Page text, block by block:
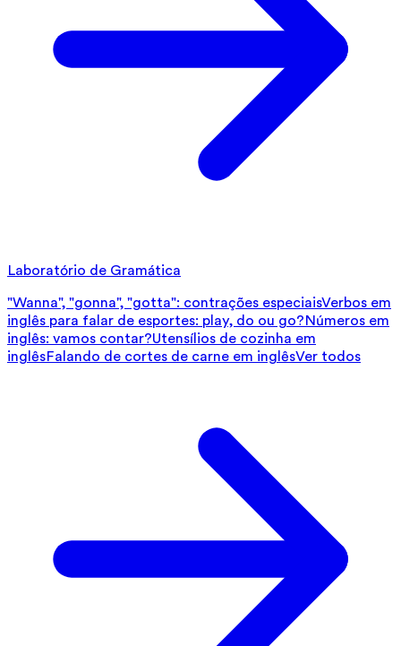
Laboratório de Gramática
"Wanna", "gonna", "gotta": contrações especiaisVerbos em
inglês para falar de esportes: play, do ou go?Números em
inglês: vamos contar?Utensílios de cozinha em
inglêsFalando de cortes de carne em inglêsVer todos